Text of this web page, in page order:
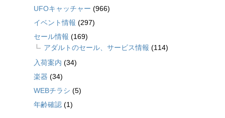
UFOキャッチャー (966)
イベント情報 (297)
セール情報 (169)
アダルトのセール、サービス情報 (114)
入荷案内 (34)
楽器 (34)
WEBチラシ (5)
年齢確認 (1)